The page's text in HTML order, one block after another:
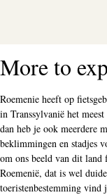
More to
Roemenie heeft op
in Transsylvanië het
dan heb je ook meerdere
beklimmingen en stadjes
om ons beeld van dit
Roemenië, dat is wel
toeristenbestemming vind